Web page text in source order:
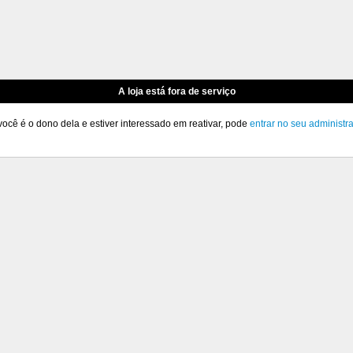
A loja está fora de serviço
é o dono dela e estiver interessado em reativar, pode entrar no seu